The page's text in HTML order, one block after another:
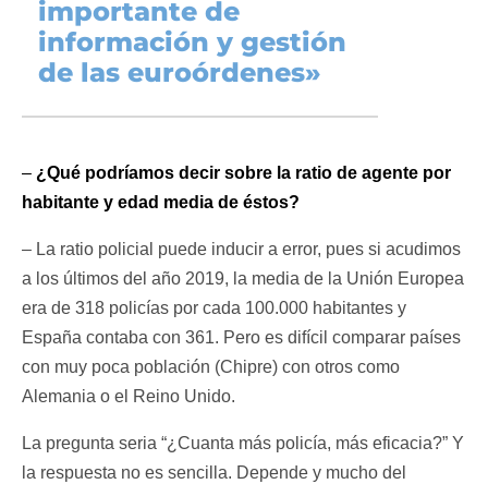
importante de
información y gestión
de las euroórdenes»
– ¿Qué podríamos decir sobre la ratio de agente por
habitante y edad media de éstos?
– La ratio policial puede inducir a error, pues si acudimos
a los últimos del año 2019, la media de la Unión Europea
era de 318 policías por cada 100.000 habitantes y
España contaba con 361. Pero es difícil comparar países
con muy poca población (Chipre) con otros como
Alemania o el Reino Unido.
La pregunta seria “¿Cuanta más policía, más eficacia?” Y
la respuesta no es sencilla. Depende y mucho del